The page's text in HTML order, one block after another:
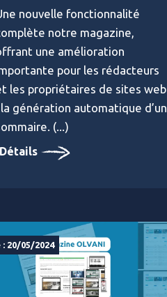
nouvelle fonctionnalité
notre magazine,
une amélioration
pour les rédacteurs
les propriétaires de sites web
la génération automatique d’un
(...)
Détails
: 20/05/2024